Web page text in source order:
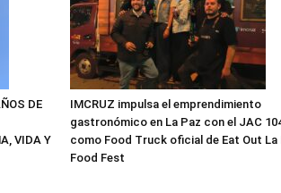
DE
VIDA Y
IMCRUZ impulsa el emprendimiento
gastronómico en La Paz con el JAC
como Food Truck oficial de Eat Out La
Food Fest